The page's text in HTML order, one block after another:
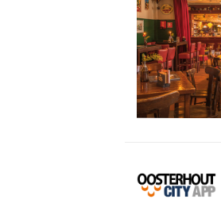
Proef
Oosterhout